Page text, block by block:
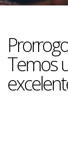
Temos